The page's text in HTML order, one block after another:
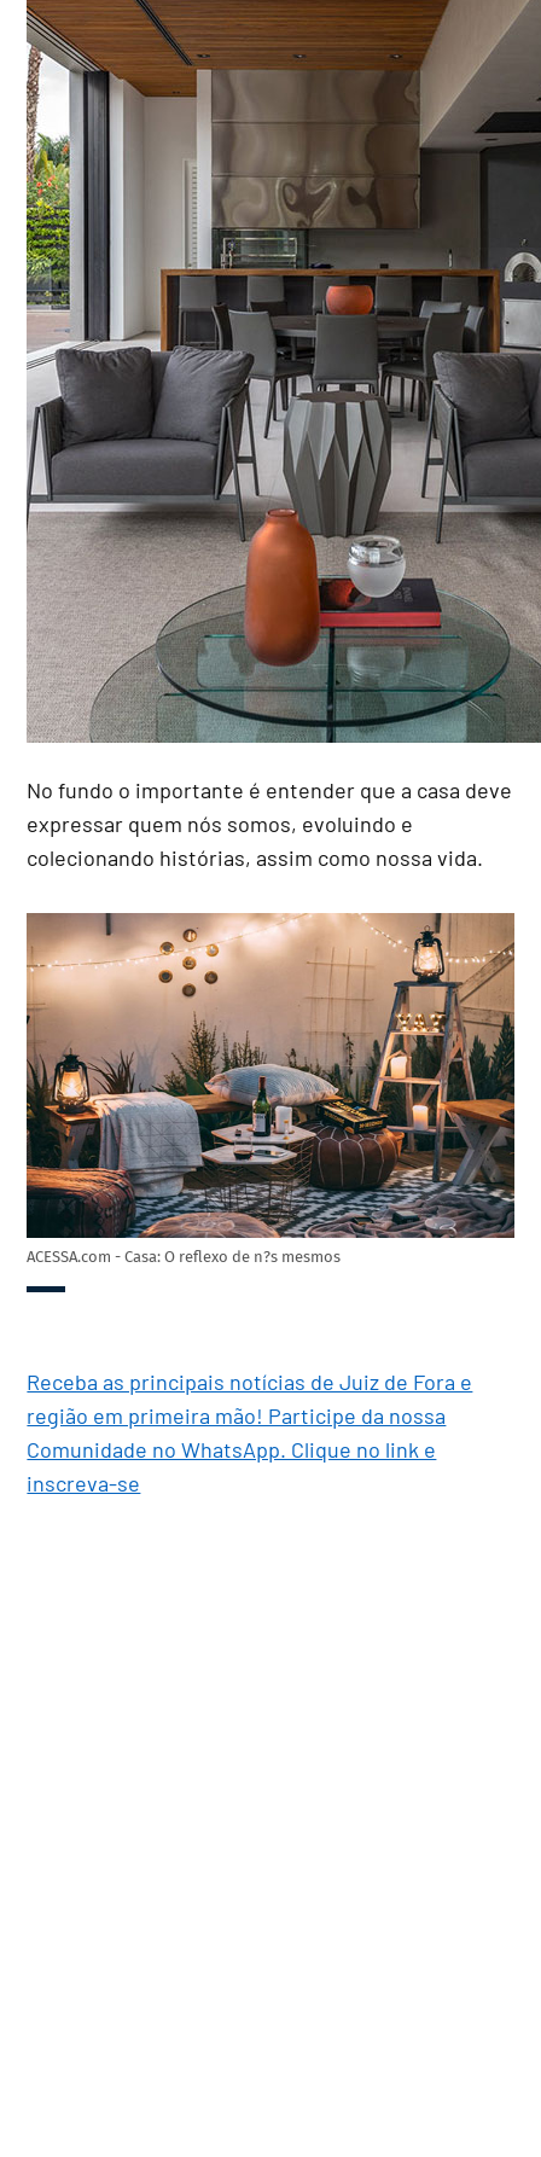
No fundo o importante é entender que a casa deve
expressar quem nós somos, evoluindo e
colecionando histórias, assim como nossa vida.
ACESSA.com - Casa: O reflexo de n?s mesmos
Receba as principais notícias de Juiz de Fora e
região em primeira mão! Participe da nossa
Comunidade no WhatsApp. Clique no link e
inscreva-se